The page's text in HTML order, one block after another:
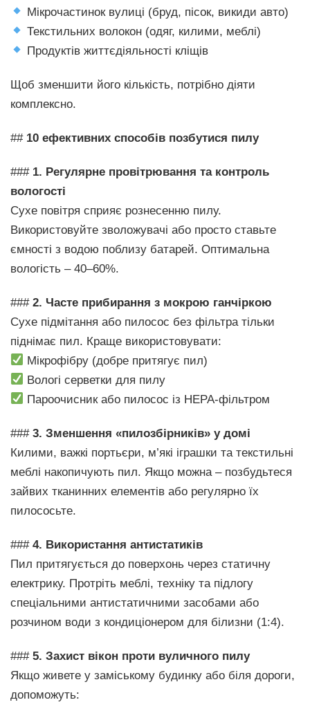
Мікрочастинок вулиці (бруд, пісок, викиди авто)
Текстильних волокон (одяг, килими, меблі)
Продуктів життєдіяльності кліщів
Щоб зменшити його кількість, потрібно діяти
комплексно.
## 10 ефективних способів позбутися пилу
### 1. Регулярне провітрювання та контроль
вологості
Сухе повітря сприяє рознесенню пилу.
Використовуйте зволожувачі або просто ставьте
ємності з водою поблизу батарей. Оптимальна
вологість – 40–60%.
### 2. Часте прибирання з мокрою ганчіркою
Сухе підмітання або пилосос без фільтра тільки
піднімає пил. Краще використовувати:
Мікрофібру (добре притягує пил)
Вологі серветки для пилу
Пароочисник або пилосос із HEPA-фільтром
### 3. Зменшення «пилозбірників» у домі
Килими, важкі портьєри, м’які іграшки та текстильні
меблі накопичують пил. Якщо можна – позбудьтеся
зайвих тканинних елементів або регулярно їх
пилососьте.
### 4. Використання антистатиків
Пил притягується до поверхонь через статичну
електрику. Протріть меблі, техніку та підлогу
спеціальними антистатичними засобами або
розчином води з кондиціонером для білизни (1:4).
### 5. Захист вікон проти вуличного пилу
Якщо живете у заміському будинку або біля дороги,
допоможуть: